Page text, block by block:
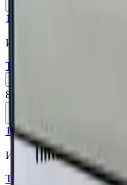
18+
Индонезия (ID)
Terea Apricity ID
810 ₽
18+ Мне исполнилось 18 лет
Индонезия (ID)
Terea Blue ID